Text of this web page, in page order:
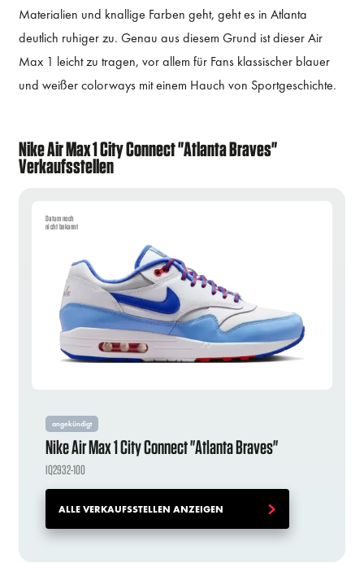
Materialien und knallige Farben geht, geht es in Atlanta
deutlich ruhiger zu. Genau aus diesem Grund ist dieser Air
Max 1 leicht zu tragen, vor allem für Fans klassischer blauer
und weißer colorways mit einem Hauch von Sportgeschichte.
Nike Air Max 1 City Connect "Atlanta Braves"
Verkaufsstellen
Datum noch
nicht bekannt
angekündigt
Nike Air Max 1 City Connect "Atlanta Braves"
IQ2932-100
ALLE VERKAUFSSTELLEN ANZEIGEN